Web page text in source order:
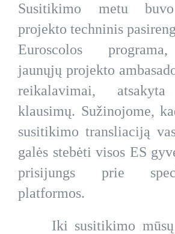
Susitikimo metu
projekto techninis
Euroscolos
jaunųjų projekto
reikalavimai,
klausimų. Sužinojome,
susitikimo transliaciją
galės stebėti visos ES
prisijungs prie
platformos.
Iki susitikimo mūsų